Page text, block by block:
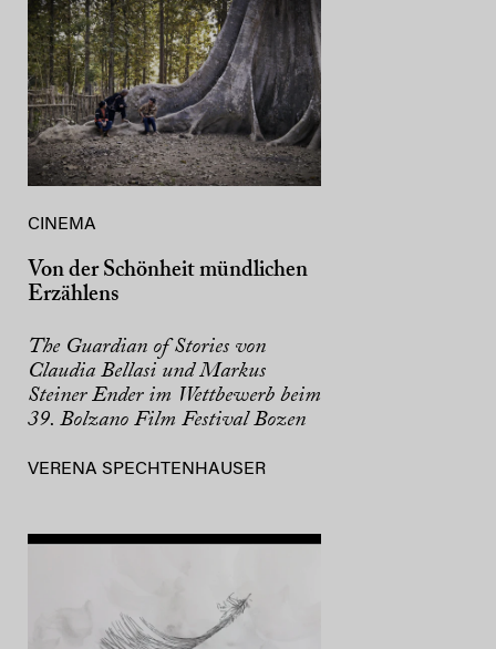
CINEMA
Von der Schönheit mündlichen
Erzählens
The Guardian of Stories von
Claudia Bellasi und Markus
Steiner Ender im Wettbewerb beim
39. Bolzano Film Festival Bozen
VERENA SPECHTENHAUSER